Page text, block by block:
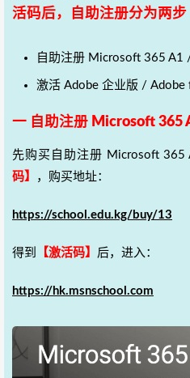
活码后，自助注册分为两步
自助注册 Microsoft 365 A1
激活 Adobe 企业版 / Adobe
一 自助注册 Microsoft 365
先购买自助注册 Microsoft 365
码】
，购买地址：
https://school.edu.kg/buy/13
得到 【激活码】 后，进入：
https://hk.msnschool.com